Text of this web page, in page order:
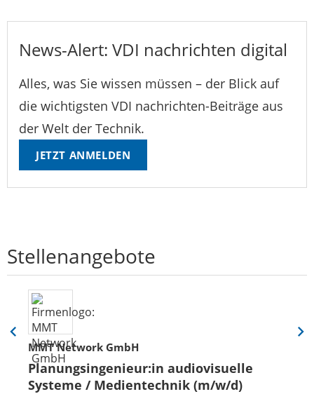
News-Alert: VDI nachrichten digital
Alles, was Sie wissen müssen – der Blick auf
die wichtigsten VDI nachrichten-Beiträge aus
der Welt der Technik.
JETZT ANMELDEN
Stellenangebote
MMT Network GmbH
Planungsingenieur:in audiovisuelle
Systeme / Medientechnik (m/w/d)
Eine
Folie
zurück
Eine